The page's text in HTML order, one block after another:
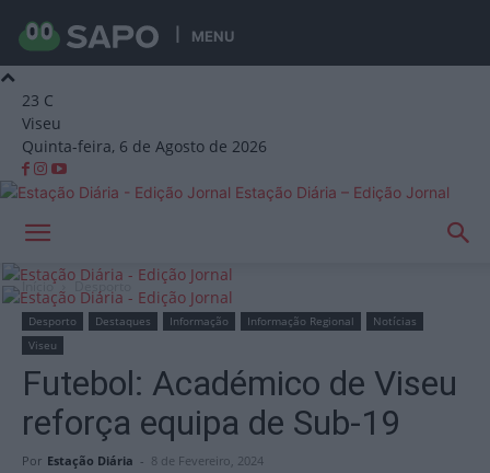
MENU
23 C
Viseu
Quinta-feira, 6 de Agosto de 2026
Estação Diária – Edição Jornal
Início Desporto
Desporto Destaques Informação Informação Regional
Notícias
Viseu
Futebol: Académico de Viseu
reforça equipa de Sub-19
Por Estação Diária - 8 de Fevereiro, 2024